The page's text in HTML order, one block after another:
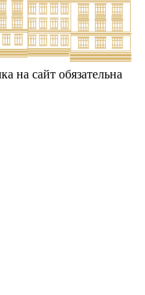
на сайт обязательна